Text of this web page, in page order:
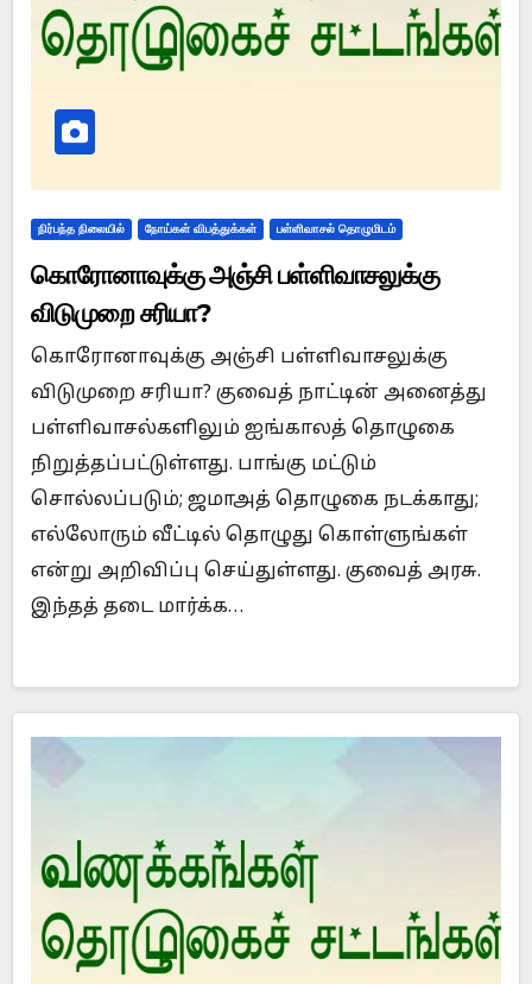
நிர்பந்த நிலையில் நோய்கள் விபத்துக்கள் பள்ளிவாசல் தொழுமிடம்
கொரோனாவுக்கு அஞ்சி பள்ளிவாசலுக்கு
விடுமுறை சரியா?
கொரோனாவுக்கு அஞ்சி பள்ளிவாசலுக்கு
விடுமுறை சரியா? குவைத் நாட்டின் அனைத்து
பள்ளிவாசல்களிலும் ஐங்காலத் தொழுகை
நிறுத்தப்பட்டுள்ளது. பாங்கு மட்டும்
சொல்லப்படும்; ஜமாஅத் தொழுகை நடக்காது;
எல்லோரும் வீட்டில் தொழுது கொள்ளுங்கள்
என்று அறிவிப்பு செய்துள்ளது. குவைத் அரசு.
இந்தத் தடை மார்க்க…